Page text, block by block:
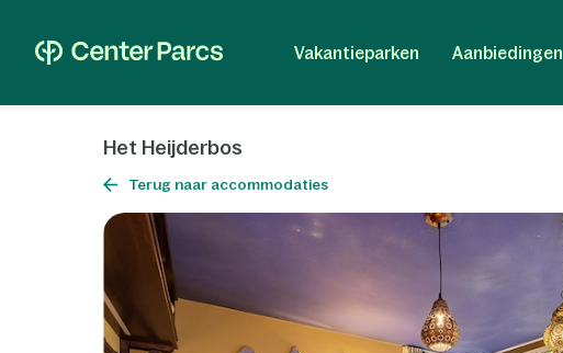
Vakantieparken Aanbiedingen
Het Heijderbos
Terug naar accommodaties